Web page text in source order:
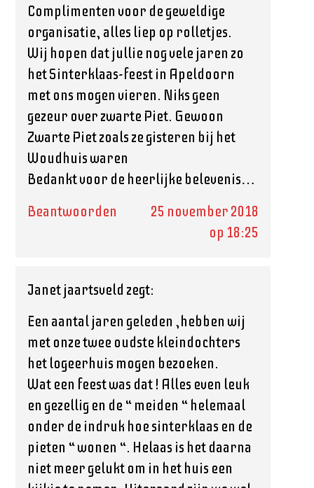
Complimenten voor de geweldige
organisatie, alles liep op rolletjes.
Wij hopen dat jullie nog vele jaren zo
het Sinterklaas-feest in Apeldoorn
met ons mogen vieren. Niks geen
gezeur over zwarte Piet. Gewoon
Zwarte Piet zoals ze gisteren bij het
Woudhuis waren
Bedankt voor de heerlijke belevenis…
Beantwoorden
25 november 2018
op 18:25
Janet jaartsveld zegt:
Een aantal jaren geleden ,hebben wij
met onze twee oudste kleindochters
het logeerhuis mogen bezoeken.
Wat een feest was dat ! Alles even leuk
en gezellig en de “ meiden “ helemaal
onder de indruk hoe sinterklaas en de
pieten “ wonen “. Helaas is het daarna
niet meer gelukt om in het huis een